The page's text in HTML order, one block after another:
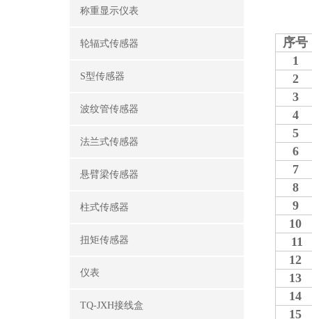
称重显示仪表
轮辐式传感器
S型传感器
波纹管传感器
法兰式传感器
悬臂梁传感器
柱式传感器
扭矩传感器
仪表
TQ-JXH接线盒
序号
1
2
3
4
5
6
7
8
9
10
11
12
13
14
15